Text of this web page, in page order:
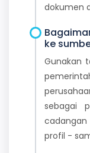
dokumen
ke
Gunakan
sebagai
cadangan
profil -